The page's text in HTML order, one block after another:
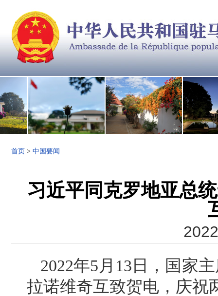
首页 > 中国要闻
习近平同克罗地亚总
2022年5月13日，国家
拉诺维奇互致贺电，庆祝